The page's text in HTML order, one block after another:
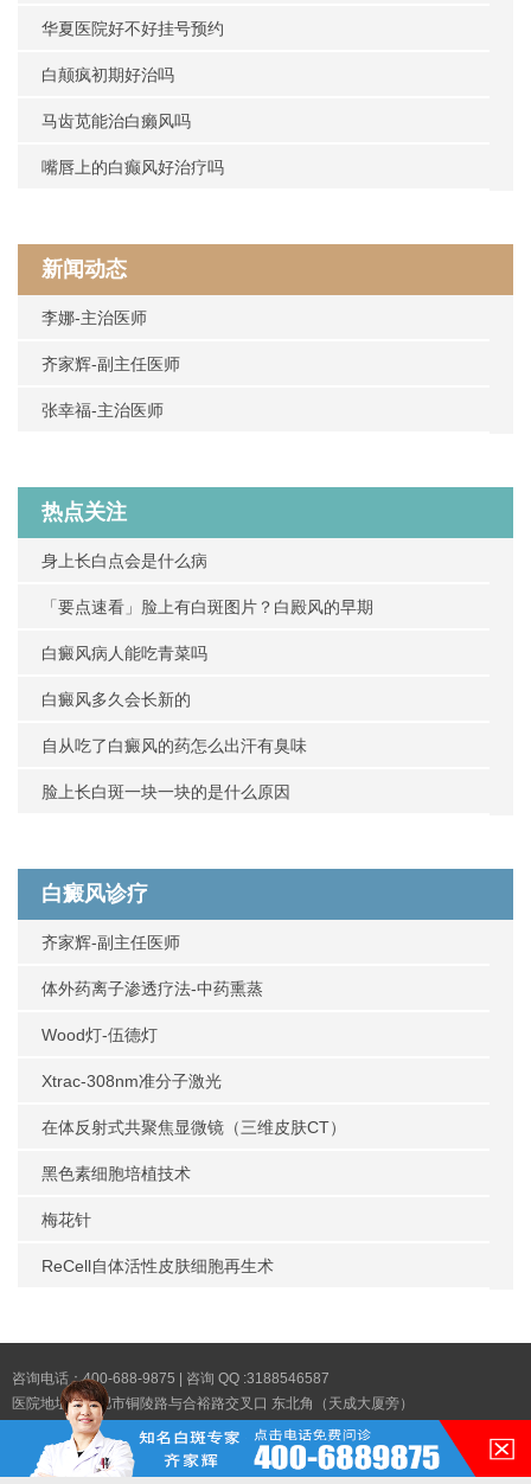
华夏医院好不好挂号预约
白颠疯初期好治吗
马齿苋能治白癞风吗
嘴唇上的白癫风好治疗吗
新闻动态
李娜-主治医师
齐家辉-副主任医师
张幸福-主治医师
热点关注
身上长白点会是什么病
「要点速看」脸上有白斑图片？白殿风的早期
白癜风病人能吃青菜吗
白癜风多久会长新的
自从吃了白癜风的药怎么出汗有臭味
脸上长白斑一块一块的是什么原因
白癜风诊疗
齐家辉-副主任医师
体外药离子渗透疗法-中药熏蒸
Wood灯-伍德灯
Xtrac-308nm准分子激光
在体反射式共聚焦显微镜（三维皮肤CT）
黑色素细胞培植技术
梅花针
ReCell自体活性皮肤细胞再生术
咨询电话：400-688-9875 | 咨询 QQ :3188546587
医院地址：合肥市铜陵路与合裕路交叉口 东北角（天成大厦旁）
Copyright © 2025
合肥华夏白癜风医院 版权所有|网站地图XML
网站地图TXT
医院简介 技术设备 专家团队 白癜风症状 白癜风治疗 白癜风药物
媒体报道
免责声明:本站内容素材来源于互联网,不作为诊疗依据,建议您谨遵医嘱,如有侵权,